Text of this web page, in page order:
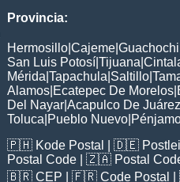
Provincia:
Hermosillo Cajeme Guachochi
San Luis Potosí Tijuana
Mérida Tapachula Saltillo
Alamos Ecatepec De Morelos
Del Nayar Acapulco De Juárez
Toluca Pueblo Nuevo
🇵🇭 Kode Postal | 🇩🇪
Postal Code | 🇿🇦 Postal
🇧🇷 CEP | 🇫🇷 Code Postal